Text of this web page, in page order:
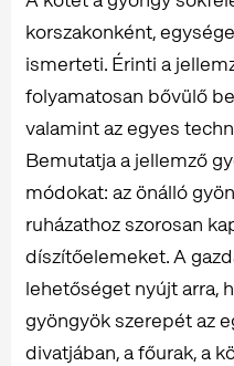
korszakonként,
ismerteti. Érinti a
folyamatosan bővülő
valamint az egyes
Bemutatja a jellemző
módokat: az önálló
ruházathoz szorosan
díszítőelemeket. A
lehetőséget nyújt arra,
gyöngyök szerepét az
divatjában, a főurak, a